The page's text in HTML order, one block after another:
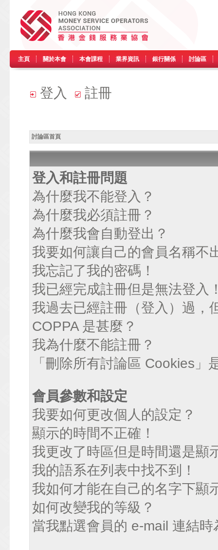
主頁 關於本會 本會課程 業界資訊 銀行關係 討論區
登入 註冊
討論區首頁
登入和註冊問題
為什麼我不能登入？
為什麼我必須註冊？
為什麼我會自動登出？
我要如何讓自己的會員名稱不
我忘記了我的密碼！
我已經完成註冊但是無法登入
我過去已經註冊（登入）過，
COPPA 是甚麼？
我為什麼不能註冊？
「刪除所有討論區 Cookies」
會員參數和設定
我要如何更改個人的設定？
顯示的時間不正確！
我更改了時區但是時間還是顯
我的語系在列表中找不到！
我如何才能在自己的名字下顯
如何改變我的等級？
當我點選會員的 e-mail 連結